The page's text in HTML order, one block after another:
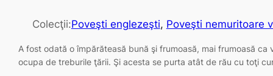
Colecţii:Poveşti englezeşti, Poveşti nemuritoare
A fost odată o împărăteasă bună şi frumoasă, mai frumoasă
ocupa de treburile ţării. Şi acesta se purta atât de rău cu toţi